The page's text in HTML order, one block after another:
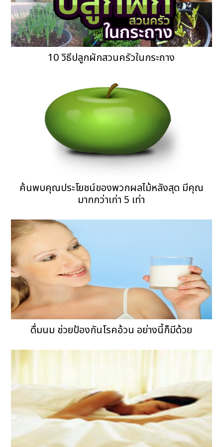
10 วิธีปลูกผักสวนครัวในกระถาง
ค้นพบคุณประโยชน์ของพวกผลไม้หลังสุด มีคุณ
มากกว่าเก่า 5 เท่า
ดื่มนม ช่วยป้องกันโรคอ้วน อย่างนี้ก็มีด้วย